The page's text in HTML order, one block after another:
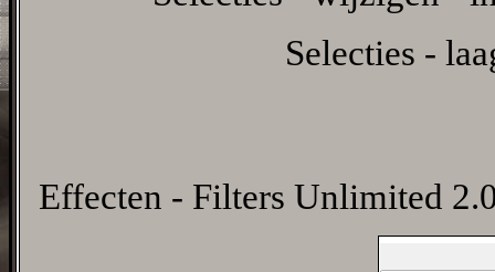
Selecties -
Effecten - Filters Unlimited